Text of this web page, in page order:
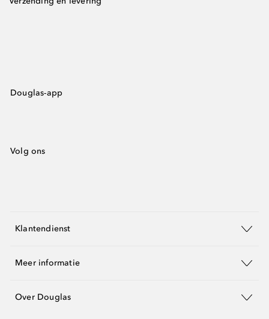
Douglas-app
Volg ons
Klantendienst
Meer informatie
Over Douglas